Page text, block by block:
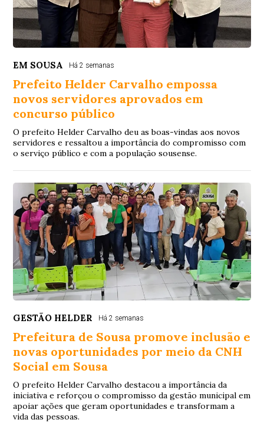
EM SOUSA Há 2 semanas
Prefeito Helder Carvalho empossa
novos servidores aprovados em
concurso público
O prefeito Helder Carvalho deu as boas-vindas aos novos
servidores e ressaltou a importância do compromisso com
o serviço público e com a população sousense.
GESTÃO HELDER Há 2 semanas
Prefeitura de Sousa promove inclusão e
novas oportunidades por meio da CNH
Social em Sousa
O prefeito Helder Carvalho destacou a importância da
iniciativa e reforçou o compromisso da gestão municipal em
apoiar ações que geram oportunidades e transformam a
vida das pessoas.